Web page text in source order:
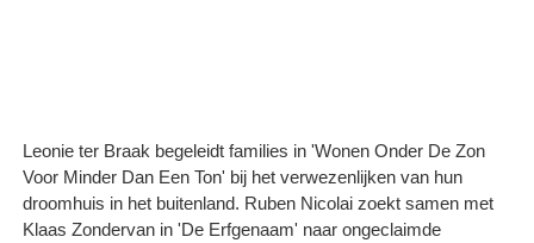
Leonie ter Braak begeleidt families in 'Wonen Onder De Zon
Voor Minder Dan Een Ton' bij het verwezenlijken van hun
droomhuis in het buitenland. Ruben Nicolai zoekt samen met
Klaas Zondervan in 'De Erfgenaam' naar ongeclaimde